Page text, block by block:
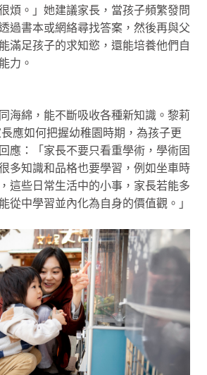
煩。」她建議家長，當孩子頻繁發問
過書本或網絡尋找答案，然後再與父
滿足孩子的求知慾，還能培養他們自
力。
海綿，能不斷吸收各種新知識。黎莉
應如何把握幼稚園時期，為孩子更
應：「家長不要只看重學術，學術固
多知識和品格也要學習，例如坐車時
這些日常生活中的小事，家長若能多
從中學習並內化為自身的價值觀。」